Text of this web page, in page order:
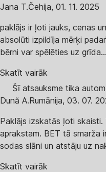
Jana T.Čehija, 01. 11. 2025
paklājs ir ļoti jauks, cenas
absolūti izpildīja mērķi
bērni var spēlēties uz grīda...
Skatīt vairāk
Šī atsauksme tika
Dună A.Rumānija, 03. 07.
Paklājs izskatās ļoti
aprakstam. BET tā smarža
sodas slāni un atstāju uz
Skatīt vairāk